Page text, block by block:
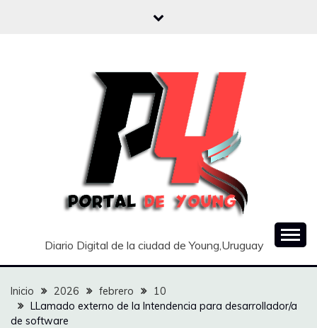
Diario Digital de la ciudad de Young,Uruguay
Inicio 2026 febrero
10
LLamado externo de la Intendencia para desarrollador/a
de software